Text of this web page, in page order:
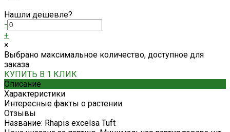
Нашли дешевле?
-
+
×
Выбрано максимальное количество, доступное для
заказа
КУПИТЬ В 1 КЛИК
Описание
Характеристики
Интересные факты о растении
Отзывы
Название: Rhapis excelsa Tuft